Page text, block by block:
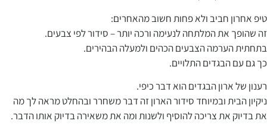
טיפ אחרון חביב ולא פחות חשוב מהאחרים:
זה שהופך את המלתחה לנעימה ורכה יותר – סידור לפי צבעים.
בתחתית הערמה הצבעים הכהים ולמעלה הבהירים.
כך גם עם הבגדים התלויים.
רענון של ארון הבגדים הוא דבר כיפי.
ניקיון הבית ובמיוחד סידור הארון זה דבר משחרר ובהחלט מראה לך מה
את בדיוק את צריכה להוסיף ולשנות ומה את משאירה בדיוק אותו הדבר.